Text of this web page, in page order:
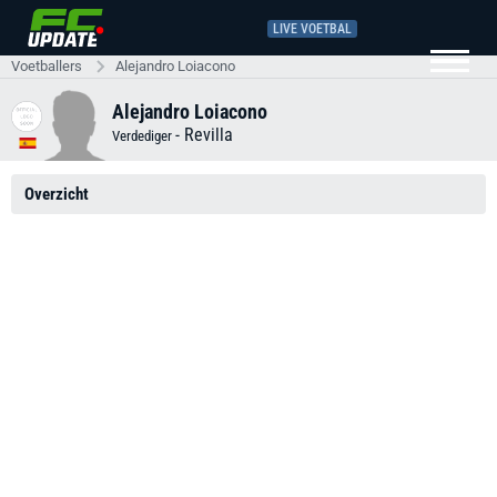
LIVE VOETBAL
Voetballers Alejandro Loiacono
Alejandro Loiacono
Verdediger - Revilla
Overzicht